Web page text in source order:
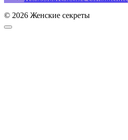
© 2026 Женские секреты